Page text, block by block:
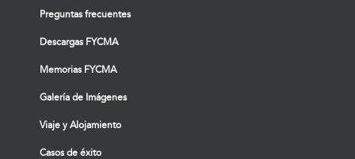
Preguntas frecuentes
Descargas FYCMA
Memorias FYCMA
Galería de Imágenes
Viaje y Alojamiento
Casos de éxito